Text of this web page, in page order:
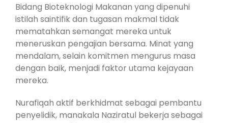
Bidang Bioteknologi Makanan yang dipenuhi
istilah saintifik dan tugasan makmal tidak
mematahkan semangat mereka untuk
meneruskan pengajian bersama. Minat yang
mendalam, selain komitmen mengurus masa
dengan baik, menjadi faktor utama kejayaan
mereka.
Nurafiqah aktif berkhidmat sebagai pembantu
penyelidik, manakala Naziratul bekerja sebagai